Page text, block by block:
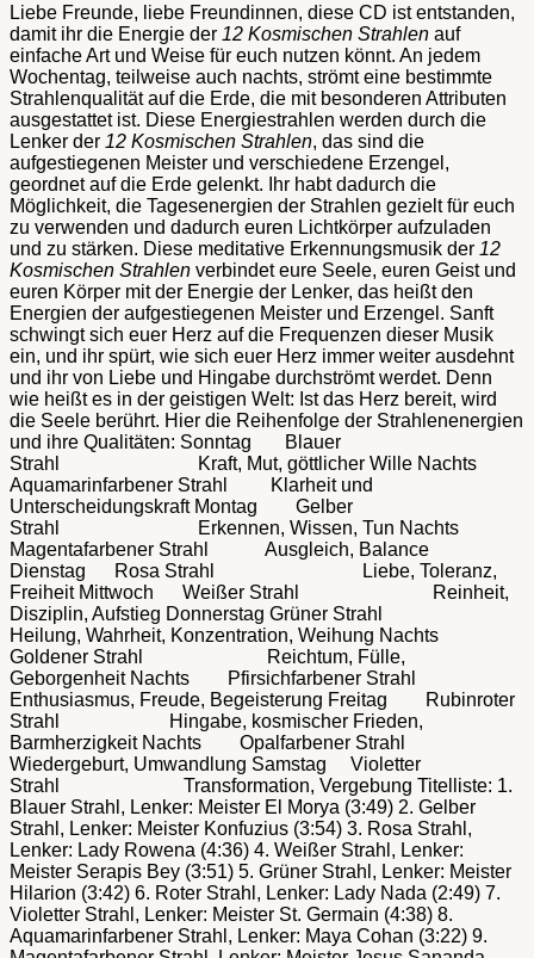
Liebe Freunde, liebe Freundinnen, diese CD ist entstanden,
damit ihr die Energie der 12 Kosmischen Strahlen auf
einfache Art und Weise für euch nutzen könnt. An jedem
Wochentag, teilweise auch nachts, strömt eine bestimmte
Strahlenqualität auf die Erde, die mit besonderen Attributen
ausgestattet ist. Diese Energiestrahlen werden durch die
Lenker der 12 Kosmischen Strahlen, das sind die
aufgestiegenen Meister und verschiedene Erzengel,
geordnet auf die Erde gelenkt. Ihr habt dadurch die
Möglichkeit, die Tagesenergien der Strahlen gezielt für euch
zu verwenden und dadurch euren Lichtkörper aufzuladen
und zu stärken. Diese meditative Erkennungsmusik der 12
Kosmischen Strahlen verbindet eure Seele, euren Geist und
euren Körper mit der Energie der Lenker, das heißt den
Energien der aufgestiegenen Meister und Erzengel. Sanft
schwingt sich euer Herz auf die Frequenzen dieser Musik
ein, und ihr spürt, wie sich euer Herz immer weiter ausdehnt
und ihr von Liebe und Hingabe durchströmt werdet. Denn
wie heißt es in der geistigen Welt: Ist das Herz bereit, wird
die Seele berührt. Hier die Reihenfolge der Strahlenenergien
und ihre Qualitäten: Sonntag Blauer
Strahl Kraft, Mut, göttlicher Wille Nachts
Aquamarinfarbener Strahl Klarheit und
Unterscheidungskraft Montag Gelber
Strahl Erkennen, Wissen, Tun Nachts
Magentafarbener Strahl Ausgleich, Balance
Dienstag Rosa Strahl Liebe, Toleranz,
Freiheit Mittwoch Weißer Strahl Reinheit,
Disziplin, Aufstieg Donnerstag Grüner Strahl
Heilung, Wahrheit, Konzentration, Weihung Nachts
Goldener Strahl Reichtum, Fülle,
Geborgenheit Nachts Pfirsichfarbener Strahl
Enthusiasmus, Freude, Begeisterung Freitag Rubinroter
Strahl Hingabe, kosmischer Frieden,
Barmherzigkeit Nachts Opalfarbener Strahl
Wiedergeburt, Umwandlung Samstag Violetter
Strahl Transformation, Vergebung Titelliste: 1.
Blauer Strahl, Lenker: Meister El Morya (3:49) 2. Gelber
Strahl, Lenker: Meister Konfuzius (3:54) 3. Rosa Strahl,
Lenker: Lady Rowena (4:36) 4. Weißer Strahl, Lenker:
Meister Serapis Bey (3:51) 5. Grüner Strahl, Lenker: Meister
Hilarion (3:42) 6. Roter Strahl, Lenker: Lady Nada (2:49) 7.
Violetter Strahl, Lenker: Meister St. Germain (4:38) 8.
Aquamarinfarbener Strahl, Lenker: Maya Cohan (3:22) 9.